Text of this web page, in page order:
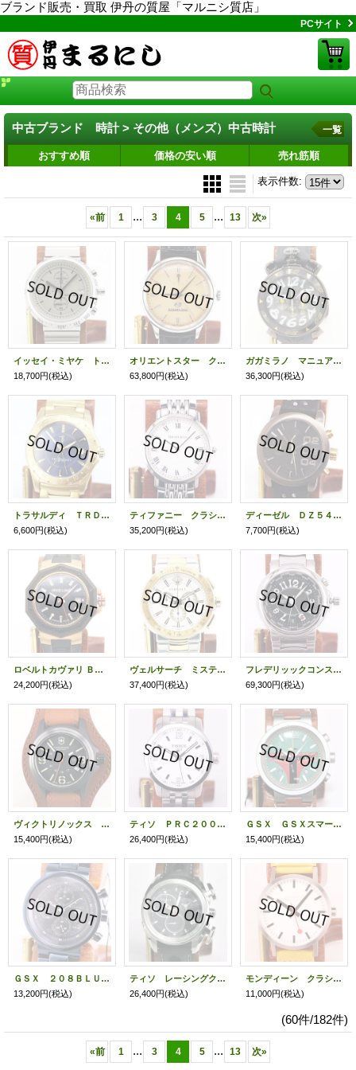
ブランド販売・買取 伊丹の質屋「マルニシ質店」
PCサイト
中古ブランド 時計 > その他（メンズ）中古時計 一覧
おすすめ順 価格の安い順 売れ筋順
表示件数:
«前 1 ... 3 4 5 ... 13 次»
イッセイ・ミヤケ トラペゾイド クロノ ＳＩＬＡＺ００２ グレー文字盤
18,700円(税込)
オリエントスター クラシック ＷＺ００３１ＤＤ スバル３６０コラボモデル ベージュ文字盤
63,800円(税込)
ガガミラノ マニュアーレ クロノグラフ ＭＭ－４８ ６０５４．６ グレー文字盤
36,300円(税込)
トラサルディ ＴＲＤ－２８３２ ＧＭＴ 青文字盤
6,600円(税込)
ティファニー クラシック Ｍ１５１ 白文字盤
35,200円(税込)
ディーゼル ＤＺ５４３２ クロノグラフ 黒文字盤
7,700円(税込)
ロベルトカヴァリ Ｂｙフランクミューラー ＲＶ １Ｇ０３８ 黒文字盤
24,200円(税込)
ヴェルサーチ ミスティックスポーツクロノ ＶＦＧ１３００１５ 白文字盤
37,400円(税込)
フレデリッックコンスタント ハイライフＧＭＴ ＦＣ３０８Ｘ３Ｈ５／６ 黒文字盤
69,300円(税込)
ヴィクトリノックス ミリタリー ２４１５９３ 黒文字盤
15,400円(税込)
ティソ ＰＲＣ２００ Ｔ０５５．４１０．１１ 銀文字盤
26,400円(税込)
ＧＳＸ ＧＳＸスマート ＧＳＸ２１６ＳＷＳ ボバフェットマスク文字盤
15,400円(税込)
ＧＳＸ ２０８ＢＬＵ スマートＮｏ４８ 黒文字盤
13,200円(税込)
ティソ レーシングクロノ Ｔ０１８．６１７Ａ 黒文字盤
26,400円(税込)
モンディーン クラシック Ａ６６０．３０３６０ 白文字盤
11,000円(税込)
(60件/182件)
«前 1 ... 3 4 5 ... 13 次»